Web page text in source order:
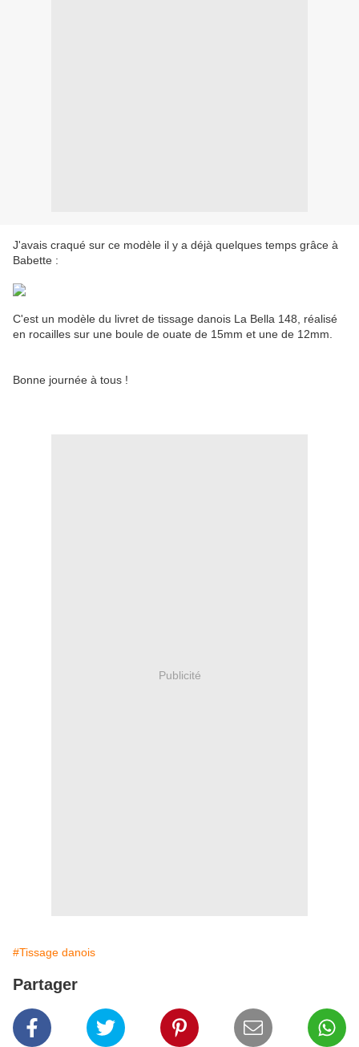
J'avais craqué sur ce modèle il y a déjà quelques temps grâce à
Babette :
C'est un modèle du livret de tissage danois La Bella 148, réalisé
en rocailles sur une boule de ouate de 15mm et une de 12mm.
Bonne journée à tous !
Publicité
#Tissage danois
Partager